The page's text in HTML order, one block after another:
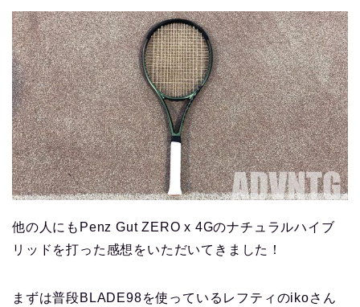
他の人にもPenz Gut ZERO x 4Gのナチュラルハイブ
リッドを打った感想をいただいてきました！
まずは普段BLADE98を使っているレフティのikoさん